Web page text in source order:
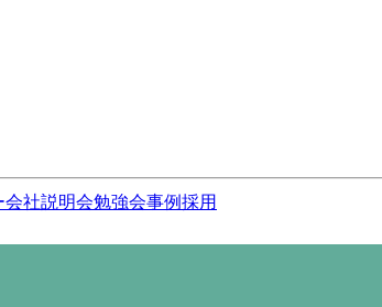
会社説明会勉強会事例採用